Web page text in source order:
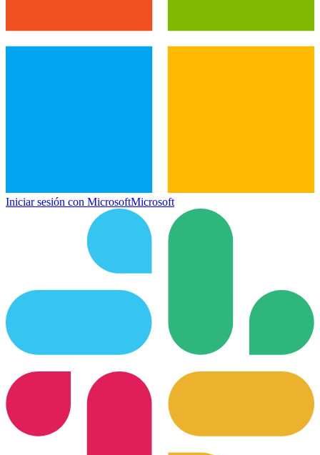
Iniciar sesión con MicrosoftMicrosoft